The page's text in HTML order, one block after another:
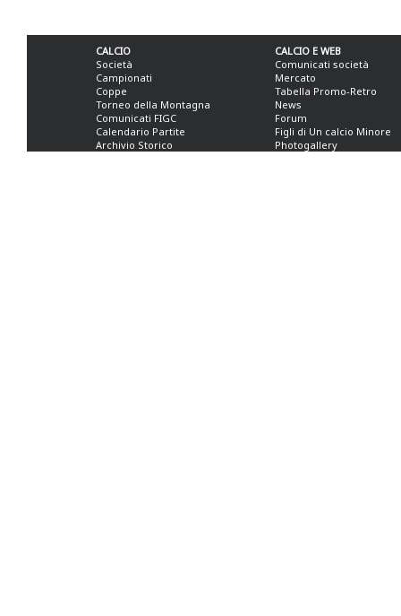
CALCIO
Società
Campionati
Coppe
Torneo della Montagna
Comunicati FIGC
Calendario Partite
Archivio Storico
CALCIO E WEB
Comunicati società
Mercato
Tabella Promo-Retro
News
Forum
Figli di Un calcio Minore
Photogallery